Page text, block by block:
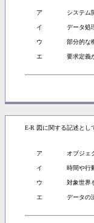
ア システム
イ データ処
ウ 部分的な
エ 要求定義
E-R 図に関する記述と
ア オブジェ
イ 時間や行
ウ 対象世界
エ データの